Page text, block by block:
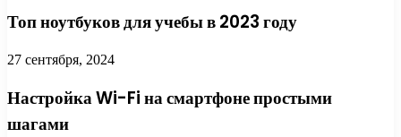
Топ ноутбуков для учебы в 2023 году
27 сентября, 2024
Настройка Wi-Fi на смартфоне простыми
шагами